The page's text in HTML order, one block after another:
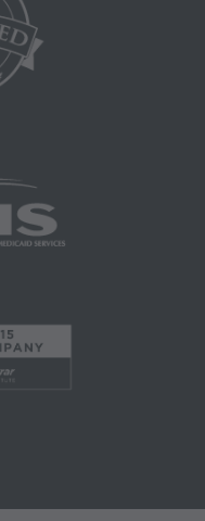
está limitado
otros programas
de Servicios de
la Salud (HCFA,
Usted